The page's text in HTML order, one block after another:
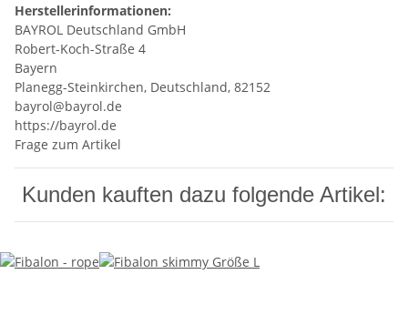
Herstellerinformationen:
BAYROL Deutschland GmbH
Robert-Koch-Straße 4
Bayern
Planegg-Steinkirchen, Deutschland, 82152
bayrol@bayrol.de
https://bayrol.de
Frage zum Artikel
Kunden kauften dazu folgende Artikel: